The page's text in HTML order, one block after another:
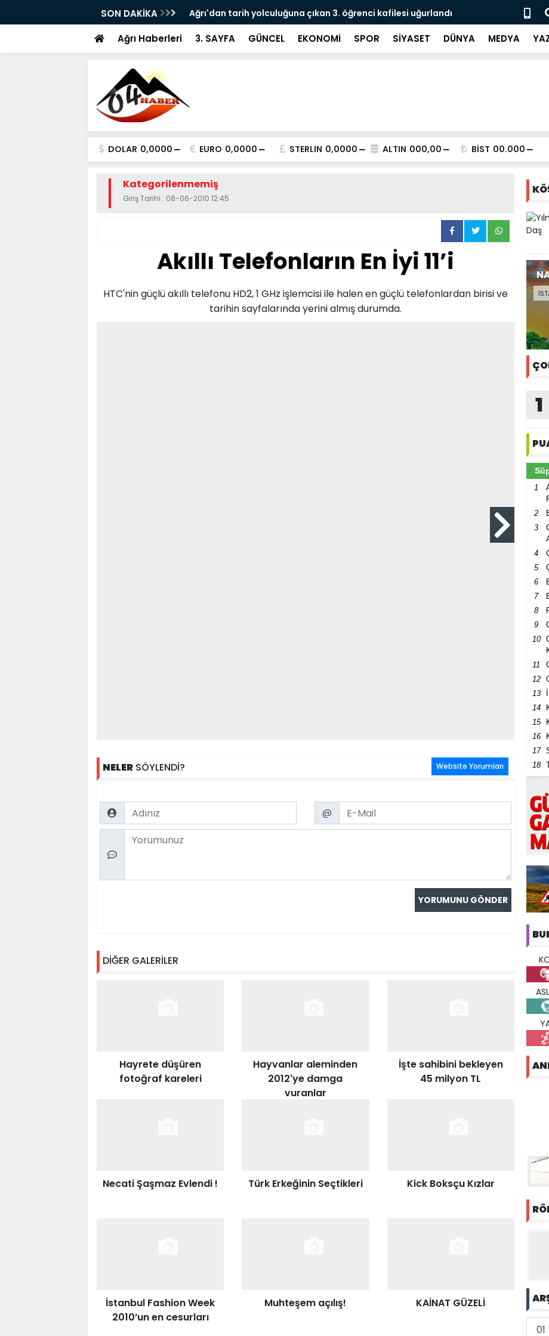
SON DAKİKA
ile Ağrı'da Obezite Cerrahisi Dönemi Ağrı'dan tarih yolculuğuna çıkan 3. öğrenci kafilesi uğurlandı
Doğubayazıt
Süreci Başladı
Ağrı Haberleri 3. SAYFA GÜNCEL EKONOMİ SPOR SİYASET DÜNYA MEDYA
DOLAR 0,0000 EURO 0,0000 STERLIN 0,0000 ALTIN 000,00 BİST 00.000
Kategorilenmemiş
Giriş Tarihi : 08-06-2010 12:45
Akıllı Telefonların En İyi 11’i
HTC'nin güçlü akıllı telefonu HD2, 1 GHz işlemcisi ile halen en güçlü telefonlardan birisi ve
tarihin sayfalarında yerini almış durumda.
NELER SÖYLENDİ? Website Yorumları
Name Email
@
Comment
DİĞER GALERİLER
Hayrete düşüren
fotoğraf kareleri
Hayvanlar aleminden
2012'ye damga
vuranlar
İşte sahibini bekleyen
45 milyon TL
Necati Şaşmaz Evlendi ! Türk Erkeğinin Seçtikleri Kick Boksçu Kızlar
İstanbul Fashion Week
2010’un en cesurları
Muhteşem açılış! KAİNAT GÜZELİ
1
1
2
3
4
5
6
7
8
9
10
11
12
13
14
15
16
17
18